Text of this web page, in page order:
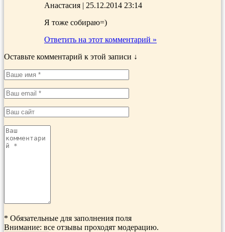
Анастасия | 25.12.2014 23:14
Я тоже собираю=)
Ответить на этот комментарий »
Оставьте комментарий к этой записи ↓
* Обязательные для заполнения поля
Внимание: все отзывы проходят модерацию.